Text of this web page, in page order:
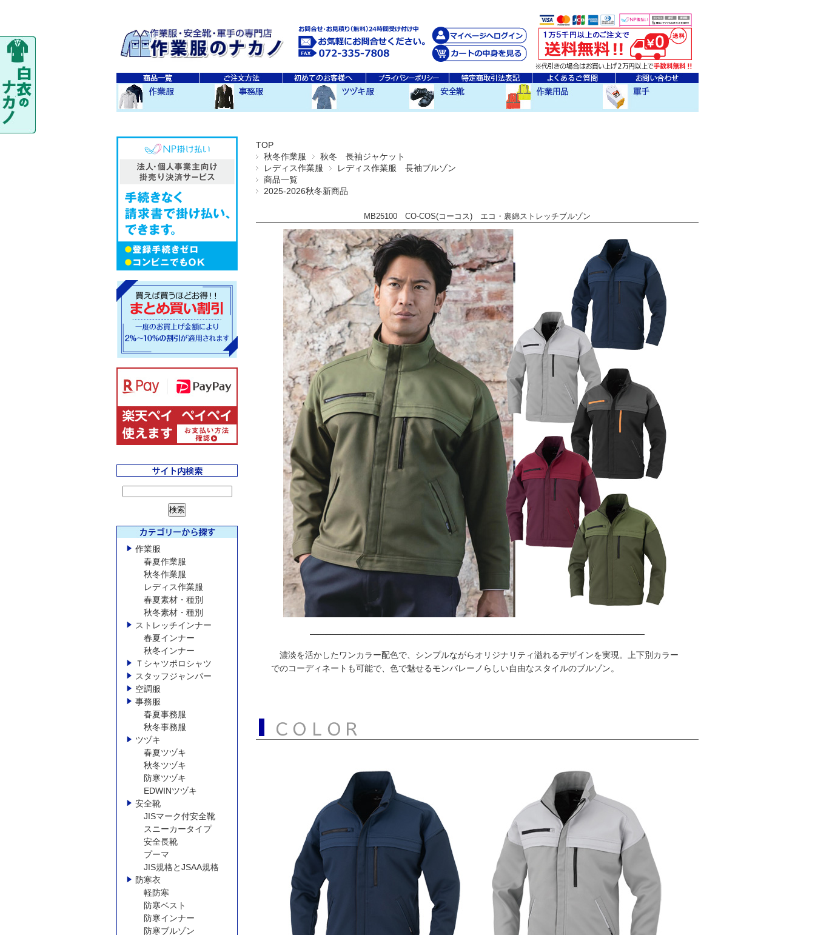
TOP
秋冬作業服
秋冬 長袖ジャケット
レディス作業服
レディス作業服 長袖ブルゾン
商品一覧
2025-2026秋冬新商品
MB25100 CO-COS(コーコス) エコ・裏綿ストレッチブルゾン
濃淡を活かしたワンカラー配色で、シンプルながらオリジナリティ溢れるデザインを実現。上下別カラー
でのコーディネートも可能で、色で魅せるモンバレーノらしい自由なスタイルのブルゾン。
作業服
春夏作業服
秋冬作業服
レディス作業服
春夏素材・種別
秋冬素材・種別
ストレッチインナー
春夏インナー
秋冬インナー
Ｔシャツポロシャツ
スタッフジャンパー
空調服
事務服
春夏事務服
秋冬事務服
ツヅキ
春夏ツヅキ
秋冬ツヅキ
防寒ツヅキ
EDWINツヅキ
安全靴
JISマーク付安全靴
スニーカータイプ
安全長靴
プーマ
JIS規格とJSAA規格
防寒衣
軽防寒
防寒ベスト
防寒インナー
防寒ブルゾン